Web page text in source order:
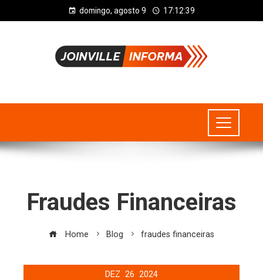
domingo, agosto 9 17:12:40
Fraudes Financeiras
Home Blog fraudes financeiras
DEZ 26 2024